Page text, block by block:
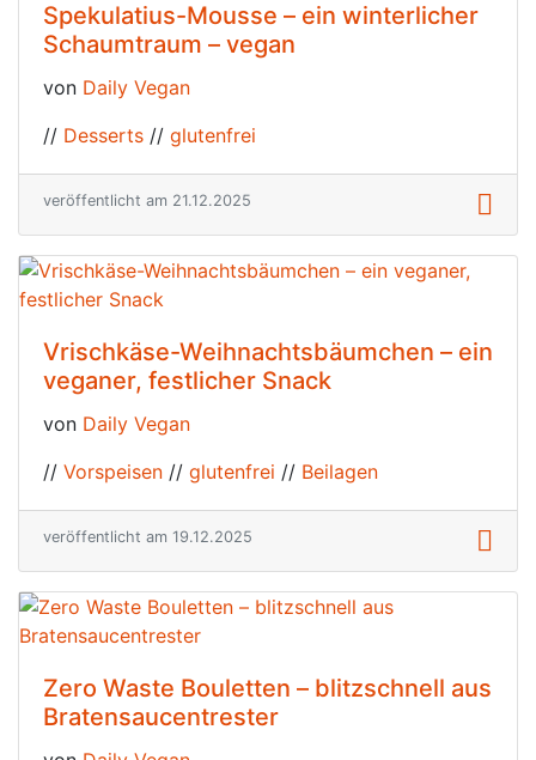
Spekulatius-Mousse – ein winterlicher
Schaumtraum – vegan
von Daily Vegan
// Desserts // glutenfrei
veröffentlicht am 21.12.2025
Vrischkäse-Weihnachtsbäumchen – ein
veganer, festlicher Snack
von Daily Vegan
// Vorspeisen // glutenfrei // Beilagen
veröffentlicht am 19.12.2025
Zero Waste Bouletten – blitzschnell aus
Bratensaucentrester